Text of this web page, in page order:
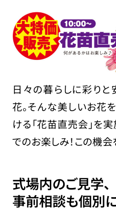
日々の暮らしに彩りと
花。そんな美しいお花
ける「花苗直売会」を
でのお楽しみ！この機会
式場内のご見学、
事前相談も個別